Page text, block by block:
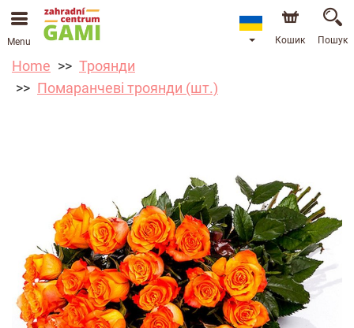
Menu Кошик Пошук
Home
Троянди
Помаранчеві троянди (шт.)